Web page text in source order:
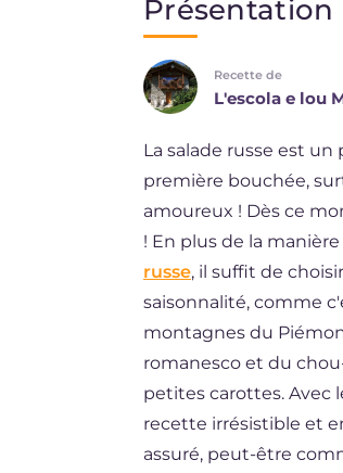
Présentation
Recette de
L'escola e lou
La salade russe est
première bouchée,
amoureux ! Dès ce
! En plus de la
russe, il suffit de
saisonnalité, comme
montagnes du
romanesco et du
petites carottes. Avec
recette irrésistible et
assuré, peut-être